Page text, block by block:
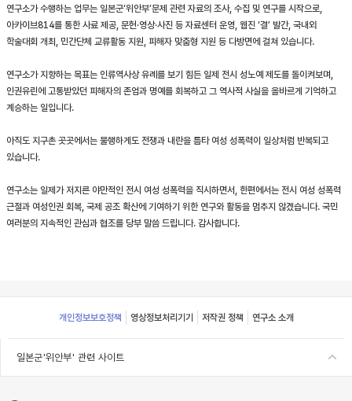
연구소가 수행하는 업무는 일본군‘위안부’문제 관련 자료의 조사, 수집 및 연구를 시작으로,
아카이브814를 통한 사료 제공, 문헌·영상·사진 등 자료센터 운영, 웹진 ‘결’ 발간, 국내외
학술대회 개최, 민간단체 교류활동 지원, 피해자 맞춤형 지원 등 다방면에 걸쳐 있습니다.
연구소가 지향하는 목표는 인류역사상 유례를 보기 힘든 일제 전시 성노예 제도를 돌이켜보며,
인권유린에 고통받았던 피해자의 존엄과 명예를 회복하고 그 역사적 사실을 올바르게 기억하고
계승하는 일입니다.
아직도 지구촌 곳곳에서는 불행하게도 전쟁과 내란을 틈타 여성 성폭력이 일상처럼 반복되고
있습니다.
연구소는 일제가 저지른 야만적인 전시 여성 성폭력을 직시하면서, 한편에서는 전시 여성 성폭력
근절과 여성인권 회복, 국제 공조 확산에 기여하기 위한 연구와 활동을 멈추지 않겠습니다. 국민
여러분의 지속적인 관심과 협조를 당부 말씀 드립니다. 감사합니다.
Footer
개인정보보호정책 영상정보처리기기 저작권 정책 연구소 소개
일본군'위안부' 관련 사이트